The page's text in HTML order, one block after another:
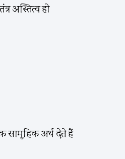
अस्तित्व हो
सामूहिक अर्थ देते हैं